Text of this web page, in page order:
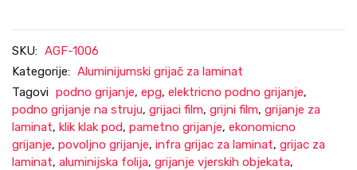
SKU: AGF-1006
Kategorije: Aluminijumski grijač za laminat
Tagovi podno grijanje, epg, elektricno podno grijanje,
podno grijanje na struju, grijaci film, grijni film, grijanje za
laminat, klik klak pod, pametno grijanje, ekonomicno
grijanje, povoljno grijanje, infra grijac za laminat, grijac za
laminat, aluminijska folija, grijanje vjerskih objekata,